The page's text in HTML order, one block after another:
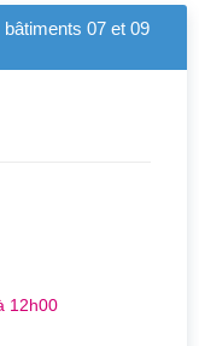
07 et 09
12h00